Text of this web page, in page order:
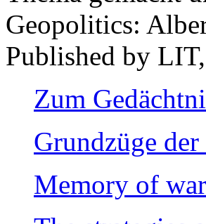
Geopolitics:
Published by
Zum
Grundzüge
Memory of